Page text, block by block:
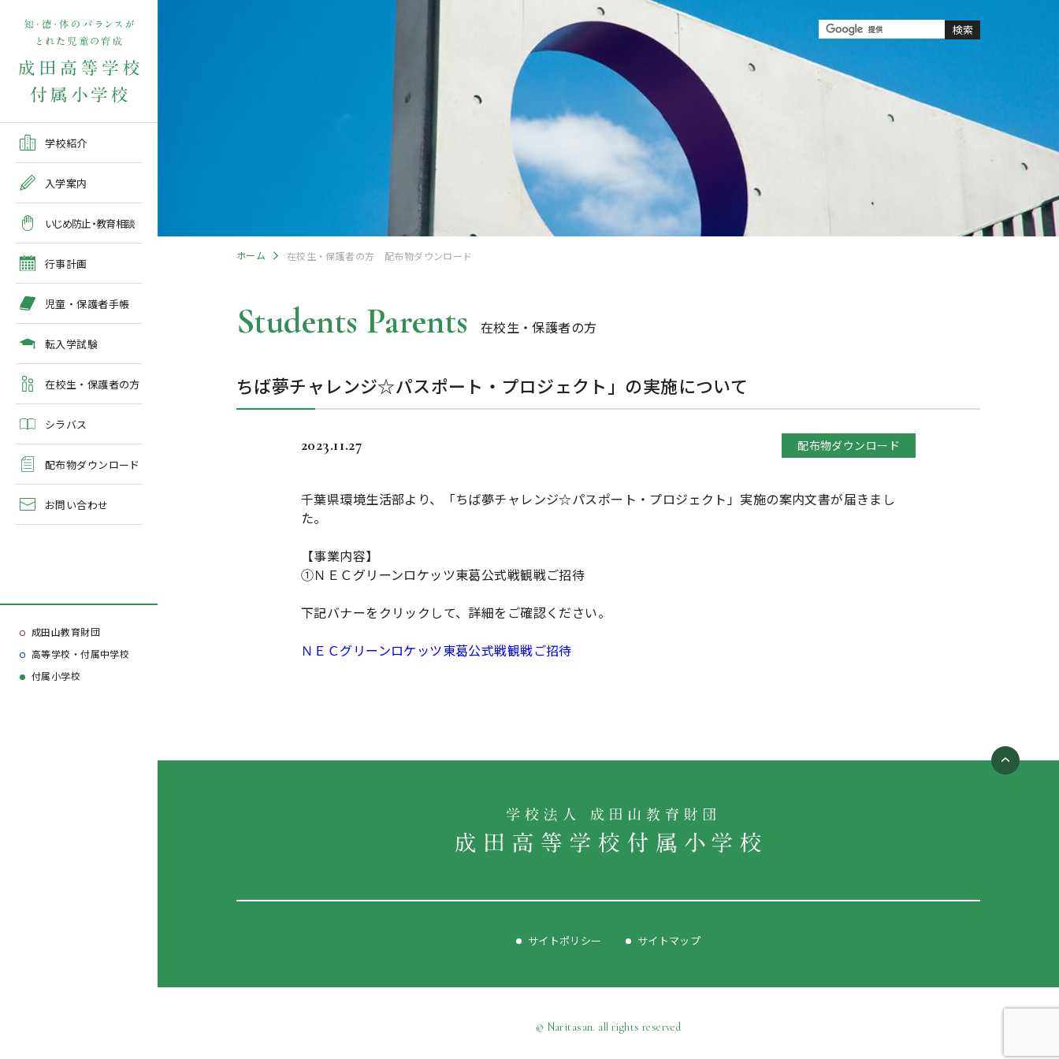
学校紹介
教育課程
年間行事
施設紹介
アクセスマップ
よくある質問
入学案内
募集要項
出願方法
入学検査
入学検査関係行事等の呼
びかけ
学校案内・資料請求
いじめ防止・教育相談
行事計画
５月の行事予定
６月の行事予定
７月・８月の行事予定
児童・保護者手帳
転入学試験
在校生・保護者の方
緊急時・警報発令時の対
処について
臨時休校等の特別措置に
シラバス
配布物ダウンロード
お問い合わせ
成田山教育財団
高等学校・付属中学校
付属小学校
ホーム 在校生・保護者の方 配布物ダウンロード
Students Parents 在校生・保護者の方
ちば夢チャレンジ☆パスポート・プロジェクト」の実施について
2023.11.27 配布物ダウンロード
千葉県環境生活部より、「ちば夢チャレンジ☆パスポート・プロジェクト」実施の案内文書が届きまし
た。
【事業内容】
①ＮＥＣグリーンロケッツ東葛公式戦観戦ご招待
下記バナーをクリックして、詳細をご確認ください。
ＮＥＣグリーンロケッツ東葛公式戦観戦ご招待
サイトポリシー サイトマップ
© Naritasan. all rights reserved